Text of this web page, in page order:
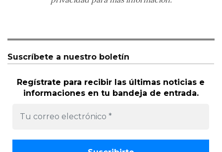
Suscríbete a nuestro boletín
Regístrate para recibir las últimas noticias e
informaciones en tu bandeja de entrada.